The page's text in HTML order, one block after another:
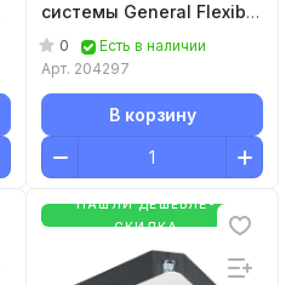
системы General Flexible
Multi R32 AUXG 22 KVLA
0
Есть в наличии
Арт. 204297
В корзину
НАШЛИ ДЕШЕВЛЕ-
СКИДКА